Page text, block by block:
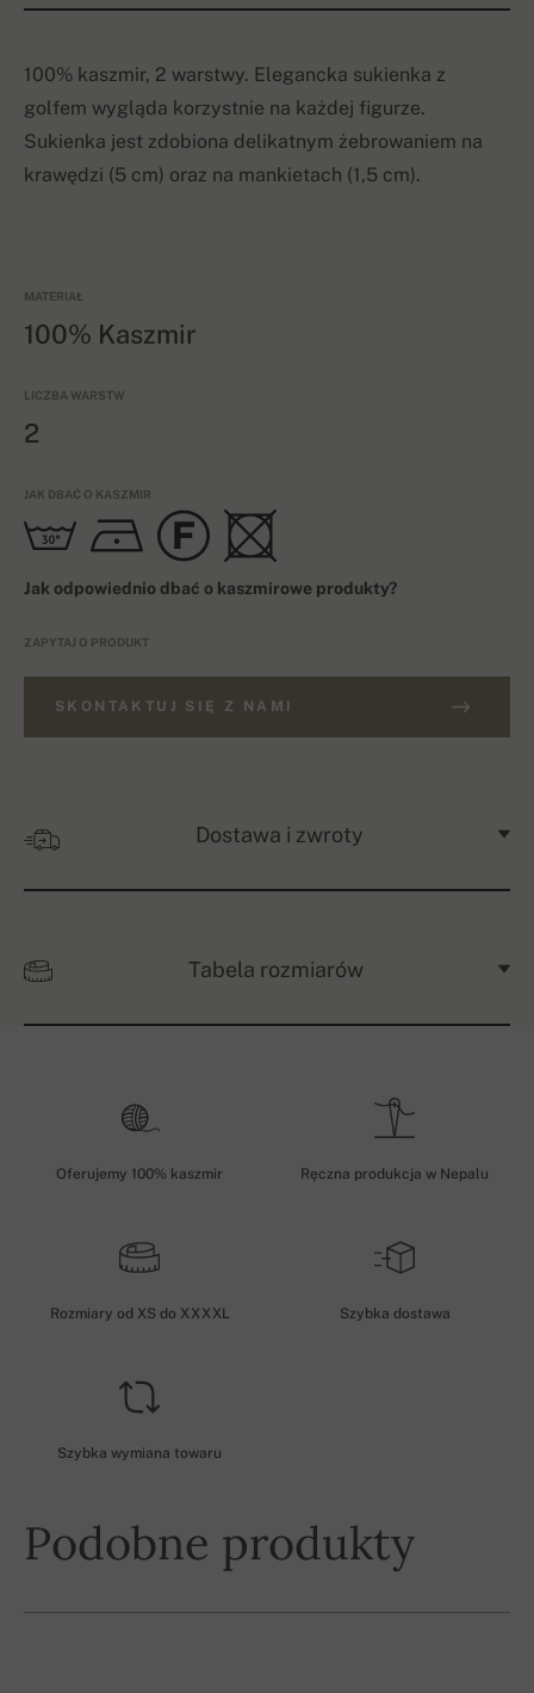
100% kaszmir, 2 warstwy. Elegancka sukienka z
golfem wygląda korzystnie na każdej figurze.
Sukienka jest zdobiona delikatnym żebrowaniem na
krawędzi (5 cm) oraz na mankietach (1,5 cm).
MATERIAŁ
100% Kaszmir
LICZBA WARSTW
2
JAK DBAĆ O KASZMIR
Jak odpowiednio dbać o kaszmirowe produkty?
ZAPYTAJ O PRODUKT
SKONTAKTUJ SIĘ Z NAMI
Dostawa i zwroty
Tabela rozmiarów
Oferujemy 100% kaszmir Ręczna produkcja w Nepalu
Rozmiary od XS do XXXXL Szybka dostawa
Szybka wymiana towaru
Podobne produkty